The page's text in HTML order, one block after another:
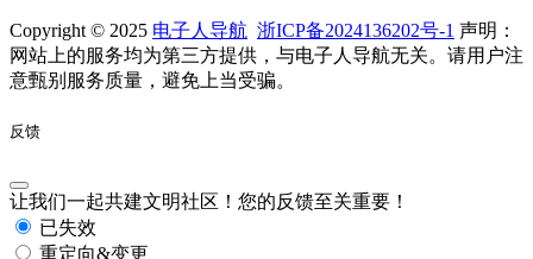
Copyright © 2025 电子人导航 浙ICP备2024136202号-1 声明：
网站上的服务均为第三方提供，与电子人导航无关。请用户注
意甄别服务质量，避免上当受骗。
反馈
让我们一起共建文明社区！您的反馈至关重要！
已失效
重定向&变更